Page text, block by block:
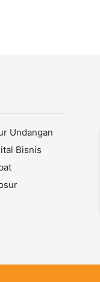
Undangan
Bisnis